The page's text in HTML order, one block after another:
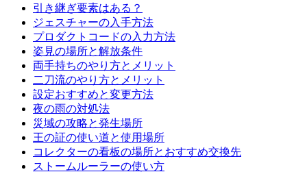
引き継ぎ要素はある？
ジェスチャーの入手方法
プロダクトコードの入力方法
姿見の場所と解放条件
両手持ちのやり方とメリット
二刀流のやり方とメリット
設定おすすめと変更方法
夜の雨の対処法
災域の攻略と発生場所
王の証の使い道と使用場所
コレクターの看板の場所とおすすめ交換先
ストームルーラーの使い方